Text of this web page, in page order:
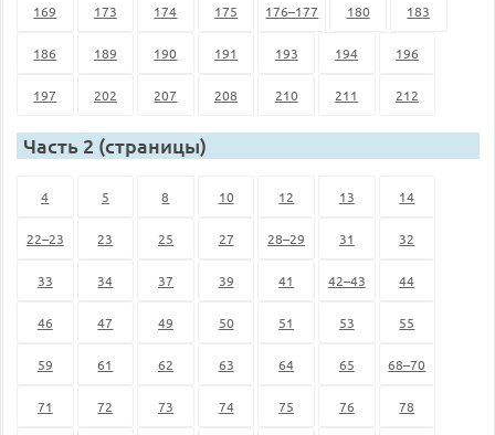
169 173 174 175 176–177 180 183
186 189 190 191 193 194 196
197 202 207 208 210 211 212
Часть 2 (страницы)
4 5 8 10 12 13 14
22–23 23 25 27 28–29 31 32
33 34 37 39 41 42–43 44
46 47 49 50 51 53 55
59 61 62 63 64 65 68–70
71 72 73 74 75 76 78